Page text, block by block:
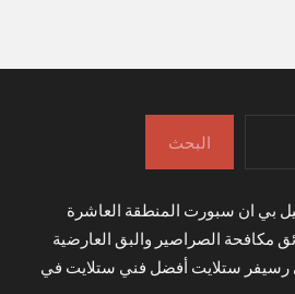
البحث
مكافحة الصراصير والبق العارضية
رسيفر ستلايت أفضل فني ستلايت في